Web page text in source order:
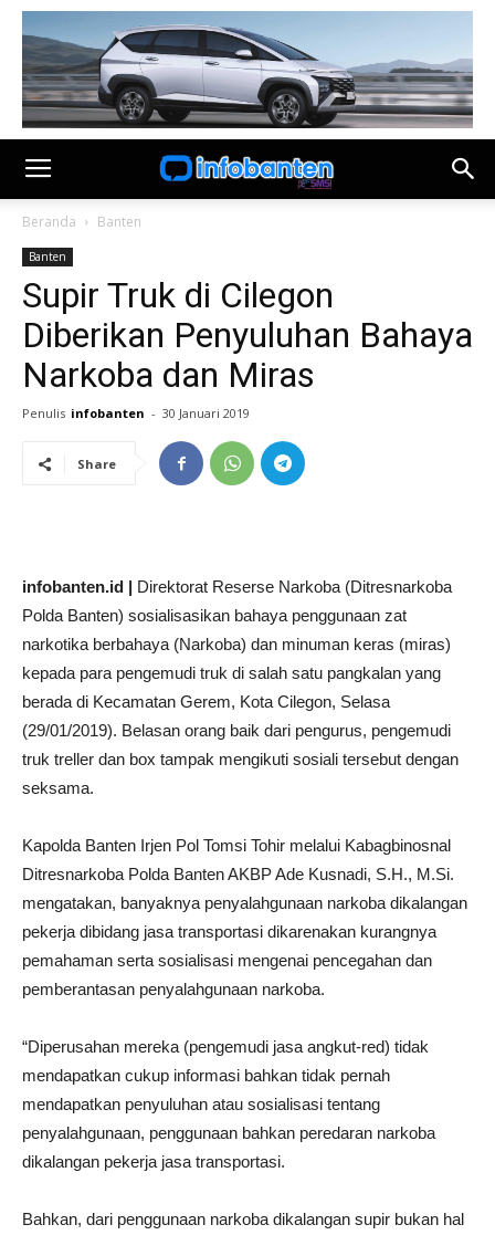
Beranda Banten
Banten
Supir Truk di Cilegon
Diberikan Penyuluhan Bahaya
Narkoba dan Miras
Penulis infobanten - 30 Januari 2019
Share
infobanten.id | Direktorat Reserse Narkoba (Ditresnarkoba
Polda Banten) sosialisasikan bahaya penggunaan zat
narkotika berbahaya (Narkoba) dan minuman keras (miras)
kepada para pengemudi truk di salah satu pangkalan yang
berada di Kecamatan Gerem, Kota Cilegon, Selasa
(29/01/2019). Belasan orang baik dari pengurus, pengemudi
truk treller dan box tampak mengikuti sosiali tersebut dengan
seksama.
Kapolda Banten Irjen Pol Tomsi Tohir melalui Kabagbinosnal
Ditresnarkoba Polda Banten AKBP Ade Kusnadi, S.H., M.Si.
mengatakan, banyaknya penyalahgunaan narkoba dikalangan
pekerja dibidang jasa transportasi dikarenakan kurangnya
pemahaman serta sosialisasi mengenai pencegahan dan
pemberantasan penyalahgunaan narkoba.
“Diperusahan mereka (pengemudi jasa angkut-red) tidak
mendapatkan cukup informasi bahkan tidak pernah
mendapatkan penyuluhan atau sosialisasi tentang
penyalahgunaan, penggunaan bahkan peredaran narkoba
dikalangan pekerja jasa transportasi.
Bahkan, dari penggunaan narkoba dikalangan supir bukan hal